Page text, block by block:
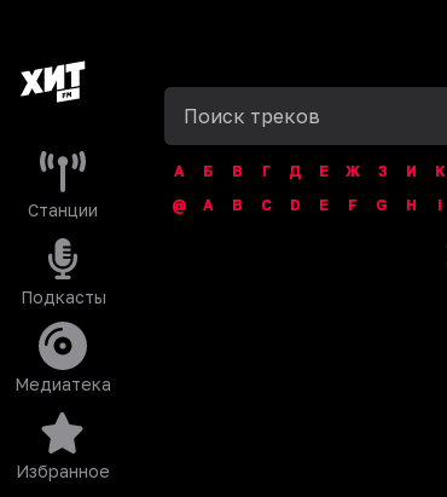
Станции
Подкасты
Медиатека
Избранное
А Б В Г Д Е Ж З И К
@
A B C D E F G H I